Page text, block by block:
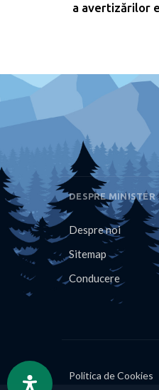
a avertizărilor
DESPRE MINISTER
Despre noi
Sitemap
Conducere
Politica de Cookies